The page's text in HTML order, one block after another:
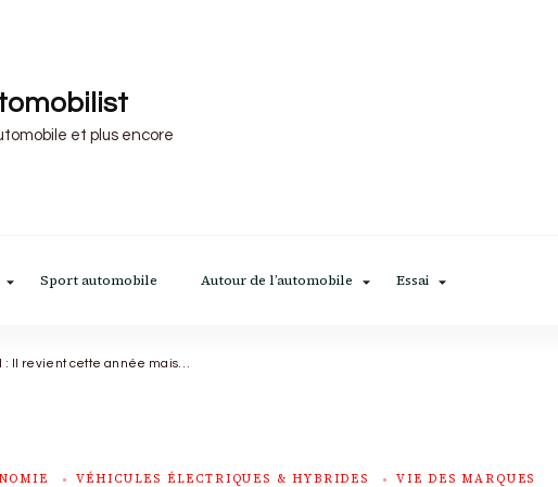
et plus encore
Sport automobile Autour de l’automobile Essai
: Il revient cette année mais…
VÉHICULES ÉLECTRIQUES & HYBRIDES VIE DES MARQUES